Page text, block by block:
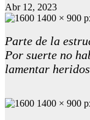
Abr 12, 2023
Parte de la
Por suerte no
lamentar